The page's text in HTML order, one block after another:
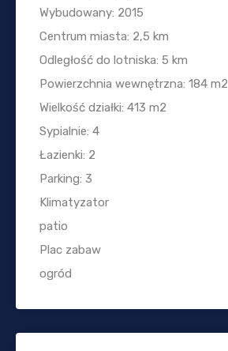
Wybudowany: 2015
Centrum miasta: 2,5 km
Odległość do lotniska: 5 km
Powierzchnia wewnętrzna: 184 m2
Wielkość działki: 413 m2
Sypialnie: 4
Łazienki: 2
Parking: 3
Klimatyzator
patio
Plac zabaw
ogród